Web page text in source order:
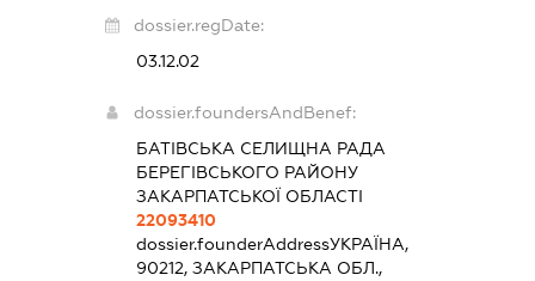
dossier.regDate:
03.12.02
dossier.foundersAndBenef:
БАТІВСЬКА СЕЛИЩНА РАДА
БЕРЕГІВСЬКОГО РАЙОНУ
ЗАКАРПАТСЬКОЇ ОБЛАСТІ
22093410
dossier.founderAddressУКРАЇНА,
90212, ЗАКАРПАТСЬКА ОБЛ.,